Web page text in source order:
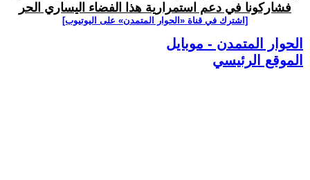
فشاركونا في دعم استمرارية هذا الفضاء اليساري الحر
[اشترك في قناة ‫«الحوار المتمدن» على اليوتيوب]
الحوار المتمدن - موبايل
الموقع الرئيسي